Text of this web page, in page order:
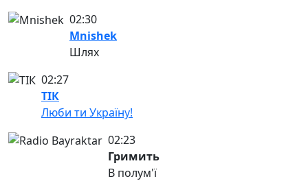
02:30
Mnishek
Шлях
02:27
ТІК
Люби ти Україну!
02:23
Гримить
В полум'ї